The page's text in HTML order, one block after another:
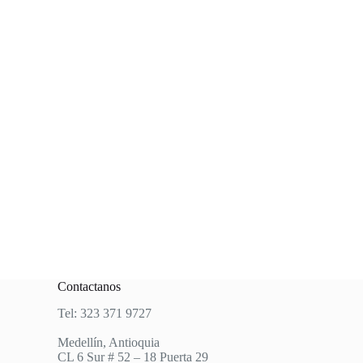
Contactanos
Tel: 323 371 9727
Medellín, Antioquia
CL 6 Sur # 52 – 18 Puerta 29